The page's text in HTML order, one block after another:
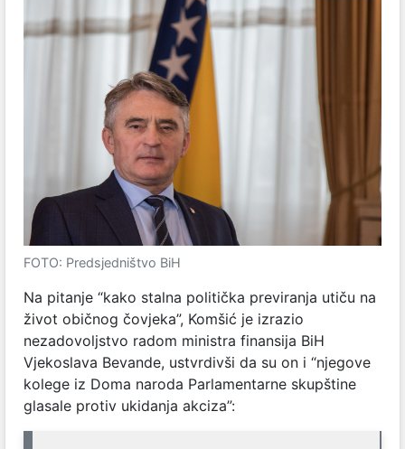
FOTO: Predsjedništvo BiH
Na pitanje “kako stalna politička previranja utiču na
život običnog čovjeka”, Komšić je izrazio
nezadovoljstvo radom ministra finansija BiH
Vjekoslava Bevande, ustvrdivši da su on i “njegove
kolege iz Doma naroda Parlamentarne skupštine
glasale protiv ukidanja akciza”: